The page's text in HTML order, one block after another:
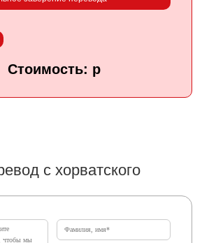
Стоимость: р
с хорватского